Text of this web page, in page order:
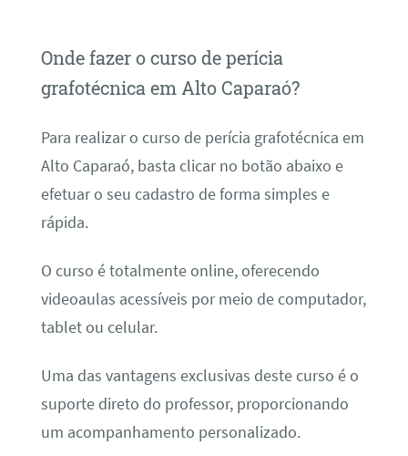
Onde fazer o curso de perícia
grafotécnica em Alto Caparaó?
Para realizar o curso de perícia grafotécnica em
Alto Caparaó, basta clicar no botão abaixo e
efetuar o seu cadastro de forma simples e
rápida.
O curso é totalmente online, oferecendo
videoaulas acessíveis por meio de computador,
tablet ou celular.
Uma das vantagens exclusivas deste curso é o
suporte direto do professor, proporcionando
um acompanhamento personalizado.